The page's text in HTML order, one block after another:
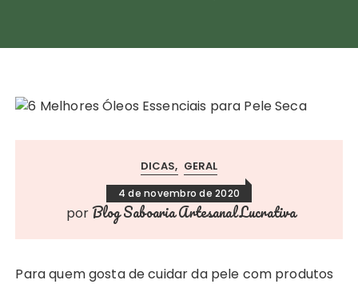
DICAS GERAL
4 de novembro de 2020
por Blog Saboaria Artesanal Lucrativa
Para quem gosta de cuidar da pele com produtos